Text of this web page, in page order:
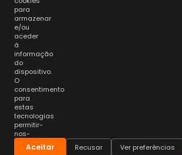
para
armazenar
e/ou
aceder
à
informação
do
dispositivo.
O
consentimento
para
estas
tecnologias
permitir-
nos-
á
processar
Aceitar Recusar Ver preferências